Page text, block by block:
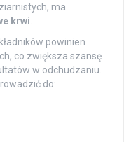
ma
krwi
powinien
co zwiększa szansę
w odchudzaniu.
do: